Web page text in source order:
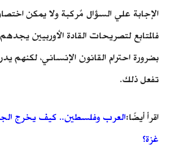
الإجابة علي السؤال مٌركبة ولا يمكن
فالمتابع لتصريحات القادة الأوربيين
بضرورة احترام القانون الإنساني، لكنهم
تفعل ذلك.
اقرأ أيضًا:العرب وفلسطين.. كيف يخرج
غزة؟